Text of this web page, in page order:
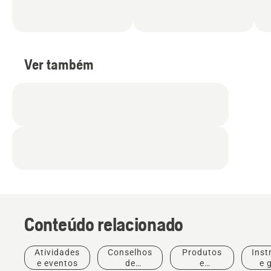
Ver também
Conteúdo relacionado
Atividades
e eventos
Conselhos
de
Produtos
e
e